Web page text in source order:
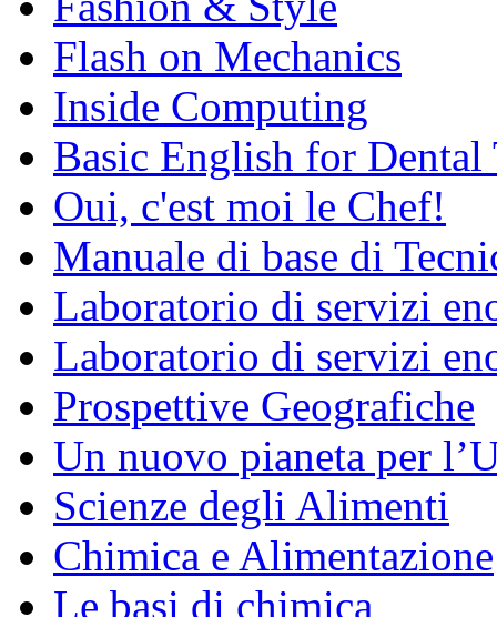
Flash on Mechanics
Inside Computing
Basic English for Dental
Oui, c'est moi le Chef!
Manuale di base di
Laboratorio di servizi
Laboratorio di servizi
Prospettive Geografiche
Un nuovo pianeta per
Scienze degli Alimenti
Chimica e Alimentazione
Le basi di chimica